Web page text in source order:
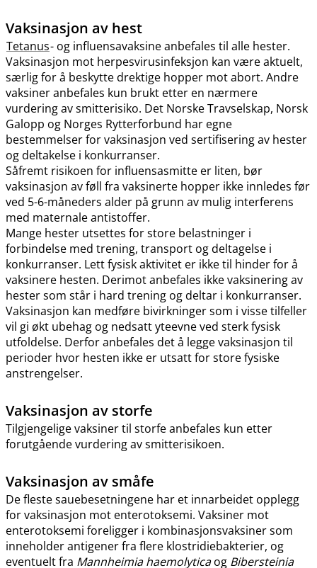
Vaksinasjon av hest
Tetanus- og influensavaksine anbefales til alle hester.
Vaksinasjon mot herpesvirusinfeksjon kan være aktuelt,
særlig for å beskytte drektige hopper mot abort. Andre
vaksiner anbefales kun brukt etter en nærmere
vurdering av smitterisiko. Det Norske Travselskap, Norsk
Galopp og Norges Rytterforbund har egne
bestemmelser for vaksinasjon ved sertifisering av hester
og deltakelse i konkurranser.
Såfremt risikoen for influensasmitte er liten, bør
vaksinasjon av føll fra vaksinerte hopper ikke innledes før
ved 5-6-måneders alder på grunn av mulig interferens
med maternale antistoffer.
Mange hester utsettes for store belastninger i
forbindelse med trening, transport og deltagelse i
konkurranser. Lett fysisk aktivitet er ikke til hinder for å
vaksinere hesten. Derimot anbefales ikke vaksinering av
hester som står i hard trening og deltar i konkurranser.
Vaksinasjon kan medføre bivirkninger som i visse tilfeller
vil gi økt ubehag og nedsatt yteevne ved sterk fysisk
utfoldelse. Derfor anbefales det å legge vaksinasjon til
perioder hvor hesten ikke er utsatt for store fysiske
anstrengelser.
Vaksinasjon av storfe
Tilgjengelige vaksiner til storfe anbefales kun etter
forutgående vurdering av smitterisikoen.
Vaksinasjon av småfe
De fleste sauebesetningene har et innarbeidet opplegg
for vaksinasjon mot enterotoksemi. Vaksiner mot
enterotoksemi foreligger i kombinasjonsvaksiner som
inneholder antigener fra flere klostridiebakterier, og
eventuelt fra Mannheimia haemolyticaog Bibersteinia